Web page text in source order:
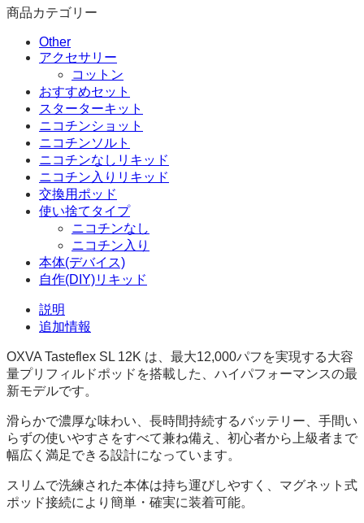
タ
コ
デ
イ
ス
個
商品カテゴリー
Other
アクセサリー
コットン
おすすめセット
スターターキット
ニコチンショット
ニコチンソルト
ニコチンなしリキッド
ニコチン入りリキッド
交換用ポッド
使い捨てタイプ
ニコチンなし
ニコチン入り
本体(デバイス)
自作(DIY)リキッド
説明
追加情報
OXVA Tasteflex SL 12K は、最大12,000パフを実現する大容
量プリフィルドポッドを搭載した、ハイパフォーマンスの最
新モデルです。
滑らかで濃厚な味わい、長時間持続するバッテリー、手間い
らずの使いやすさをすべて兼ね備え、初心者から上級者まで
幅広く満足できる設計になっています。
スリムで洗練された本体は持ち運びしやすく、マグネット式
ポッド接続により簡単・確実に装着可能。